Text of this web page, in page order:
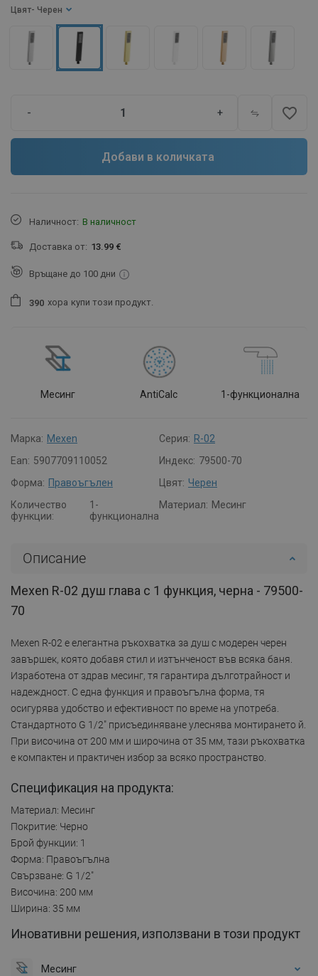
Цвят - Черен
- + favorite_border
Добави в количката
Наличност: В наличност
Доставка от: 13.99 €
Връщане до 100 дни
390 хора купи този продукт.
Месинг AntiCalc 1-функционална
Марка: Mexen Серия: R-02
Ean: 5907709110052 Индекс: 79500-70
Форма: Правоъгълен Цвят: Черен
Количество
функции:
1-
функционална
Материал: Месинг
Описание
Mexen R-02 душ глава с 1 функция, черна - 79500-
70
Mexen R-02 е елегантна ръкохватка за душ с модерен черен
завършек, която добавя стил и изтънченост във всяка баня.
Изработена от здрав месинг, тя гарантира дълготрайност и
надеждност. С една функция и правоъгълна форма, тя
осигурява удобство и ефективност по време на употреба.
Стандартното G 1/2" присъединяване улеснява монтирането й.
При височина от 200 мм и широчина от 35 мм, тази ръкохватка
е компактен и практичен избор за всяко пространство.
Спецификация на продукта:
Материал: Месинг
Покритие: Черно
Брой функции: 1
Форма: Правоъгълна
Свързване: G 1/2"
Височина: 200 мм
Ширина: 35 мм
Иновативни решения, използвани в този продукт
Месинг